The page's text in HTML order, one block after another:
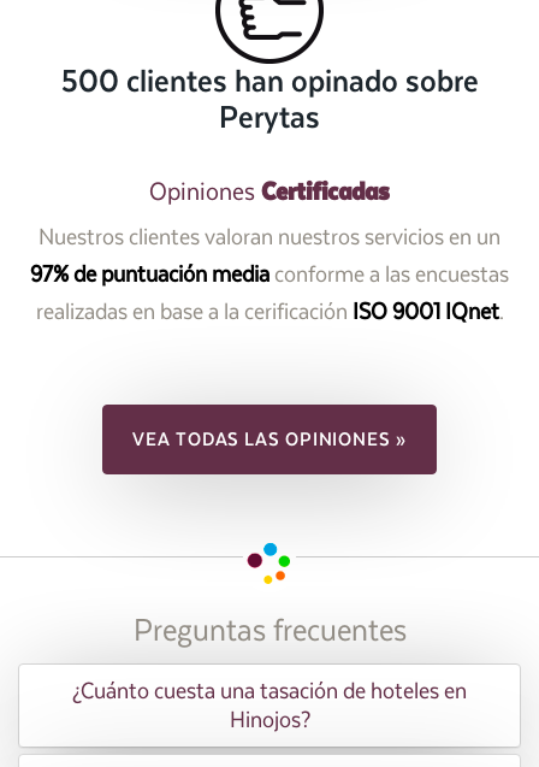
500 clientes han opinado sobre
Perytas
Opiniones Certificadas
Nuestros clientes valoran nuestros servicios en un
97% de puntuación mediaconforme a las encuestas
realizadas en base a la cerificación ISO 9001 IQnet.
VEA TODAS LAS OPINIONES »
Preguntas frecuentes
¿Cuánto cuesta una tasación de hoteles en
Hinojos?